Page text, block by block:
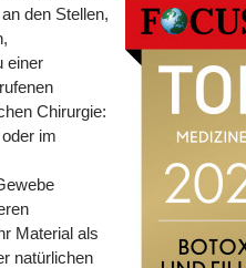
den Stellen,
einer
Chirurgie:
im
Material als
natürlichen